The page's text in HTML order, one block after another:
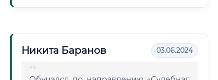
Никита Баранов 03.06.2024